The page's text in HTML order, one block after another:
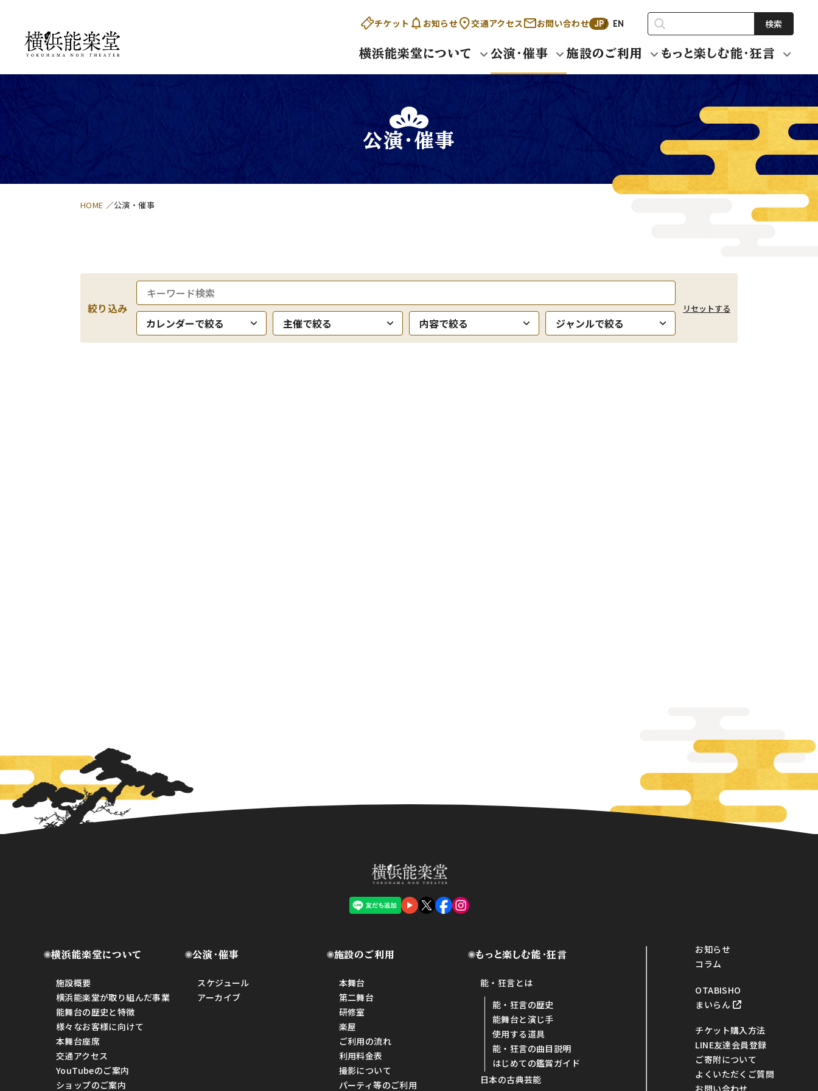
チケット お知らせ 交通アクセス お問い合わせ JP EN 検索
横浜能楽堂について 公演・催事 施設のご利用 もっと楽しむ能・狂言
公演・催事
HOME 公演・催事
絞り込み
カレンダーで絞る
横浜能楽堂について
施設概要
横浜能楽堂が取り組んだ事業
能舞台の歴史と特徴
様々なお客様に向けて
本舞台座席
交通アクセス
YouTubeのご案内
ショップのご案内
公演・催事
スケジュール
アーカイブ
施設のご利用
本舞台
第二舞台
研修室
楽屋
ご利用の流れ
利用料金表
撮影について
パーティ等のご利用
もっと楽しむ能・狂言
能・狂言とは
能・狂言の歴史
能舞台と演じ手
使用する道具
能・狂言の曲目説明
はじめての鑑賞ガイド
日本の古典芸能
お知らせ
コラム
OTABISHO
まいらん
チケット購入方法
LINE友達会員登録
ご寄附について
よくいただくご質問
お問い合わせ